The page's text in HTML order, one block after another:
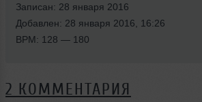
Записан: 28 января 2016
Добавлен: 28 января 2016, 16:26
BPM: 128 — 180
2 КОММЕНТАРИЯ